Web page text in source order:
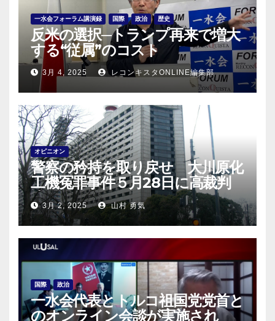
一水会フォーラム講演録 国際 政治 歴史
反米の選択─トランプ再来で増大
する“従属”のコスト
3月 4, 2025 レコンキスタONLINE編集部
オピニオン
警察の矜持を取り戻せ 大川原化
工機冤罪事件５月28日に高裁判
決！
3月 2, 2025 山村 勇気
国際 政治
一水会代表とトルコ祖国党党首と
のオンライン会談が実施され